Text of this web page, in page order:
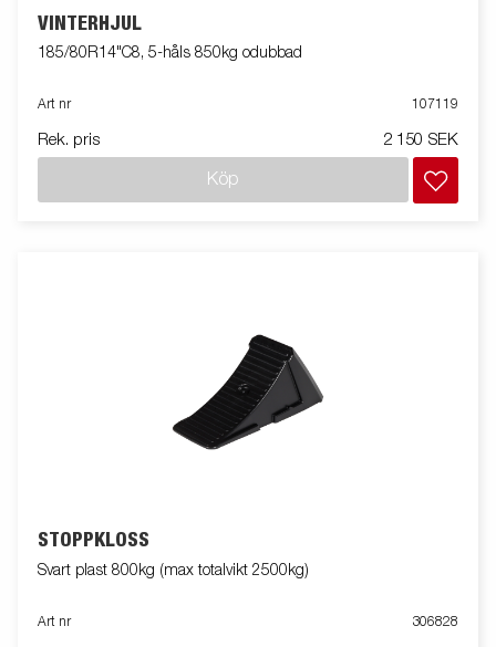
VINTERHJUL
185/80R14"C8, 5-håls 850kg odubbad
Art nr 107119
Rek. pris 2 150 SEK
Köp
STOPPKLOSS
Svart plast 800kg (max totalvikt 2500kg)
Art nr 306828